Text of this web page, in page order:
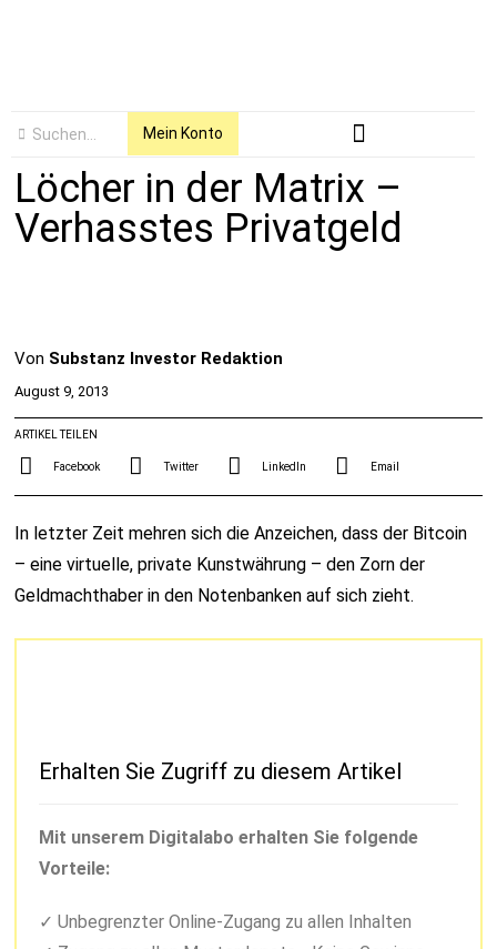
Mein Konto
Löcher in der Matrix –
Verhasstes Privatgeld
Von Substanz Investor Redaktion
August 9, 2013
ARTIKEL TEILEN
Facebook Twitter LinkedIn Email
In letzter Zeit mehren sich die Anzeichen, dass der Bitcoin
– eine virtuelle, private Kunstwährung – den Zorn der
Geldmachthaber in den Notenbanken auf sich zieht.
Erhalten Sie Zugriff zu diesem Artikel
Mit unserem Digitalabo erhalten Sie folgende
Vorteile:
Unbegrenzter Online-Zugang zu allen Inhalten